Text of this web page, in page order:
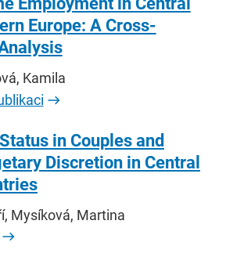
Europe: A Cross-
Kamila
in Couples and
Discretion in Central
Mysíková, Martina